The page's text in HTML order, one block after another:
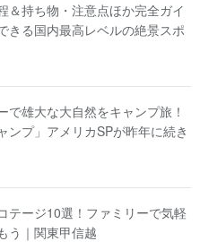
＆持ち物・注意点ほか完全ガイ
きる国内最高レベルの絶景スポ
で雄大な大自然をキャンプ旅！
ンプ」アメリカSPが昨年に続き
テージ10選！ファミリーで気軽
う｜関東甲信越